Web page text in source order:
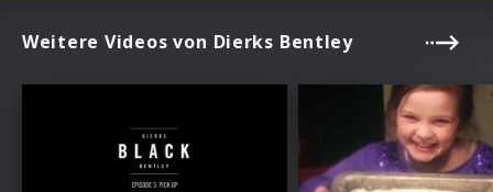
Weitere Videos von Dierks Bentley